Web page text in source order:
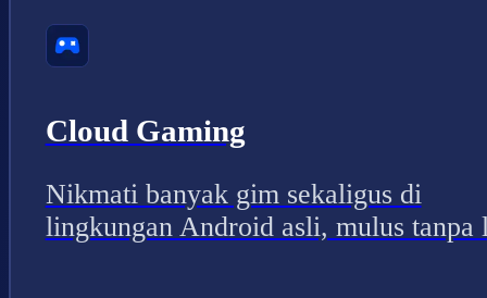
Cloud Gaming
Nikmati banyak gim sekaligus di
lingkungan Android asli, mulus tanpa